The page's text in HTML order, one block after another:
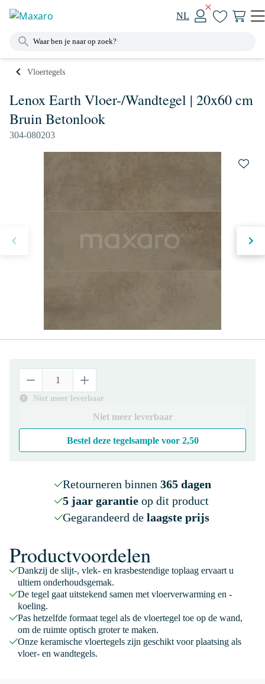
NL
Vloertegels
Lenox Earth Vloer-/Wandtegel | 20x60 cm
Bruin Betonlook
304-080203
Niet meer leverbaar
Niet meer leverbaar
Bestel deze tegelsample voor 2,50
Retourneren binnen 365 dagen
5 jaar garantieop dit product
Gegarandeerd de laagste prijs
Productvoordelen
Dankzij de slijt-, vlek- en krasbestendige toplaag ervaart u
ultiem onderhoudsgemak.
De tegel gaat uitstekend samen met vloerverwarming en -
koeling.
Pas hetzelfde formaat tegel als de vloertegel toe op de wand,
om de ruimte optisch groter te maken.
Onze keramische vloertegels zijn geschikt voor plaatsing als
vloer- en wandtegels.